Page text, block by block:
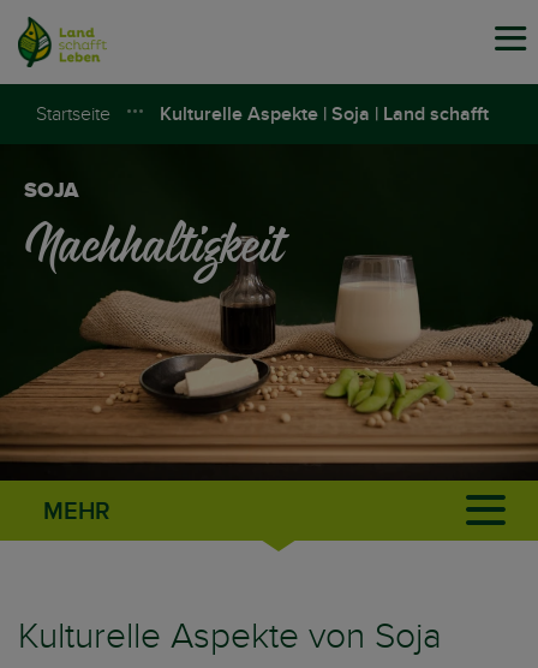
Startseite Kulturelle Aspekte | Soja | Land schafft
SOJA
Nachhaltigkeit
MEHR
Kulturelle Aspekte von Soja